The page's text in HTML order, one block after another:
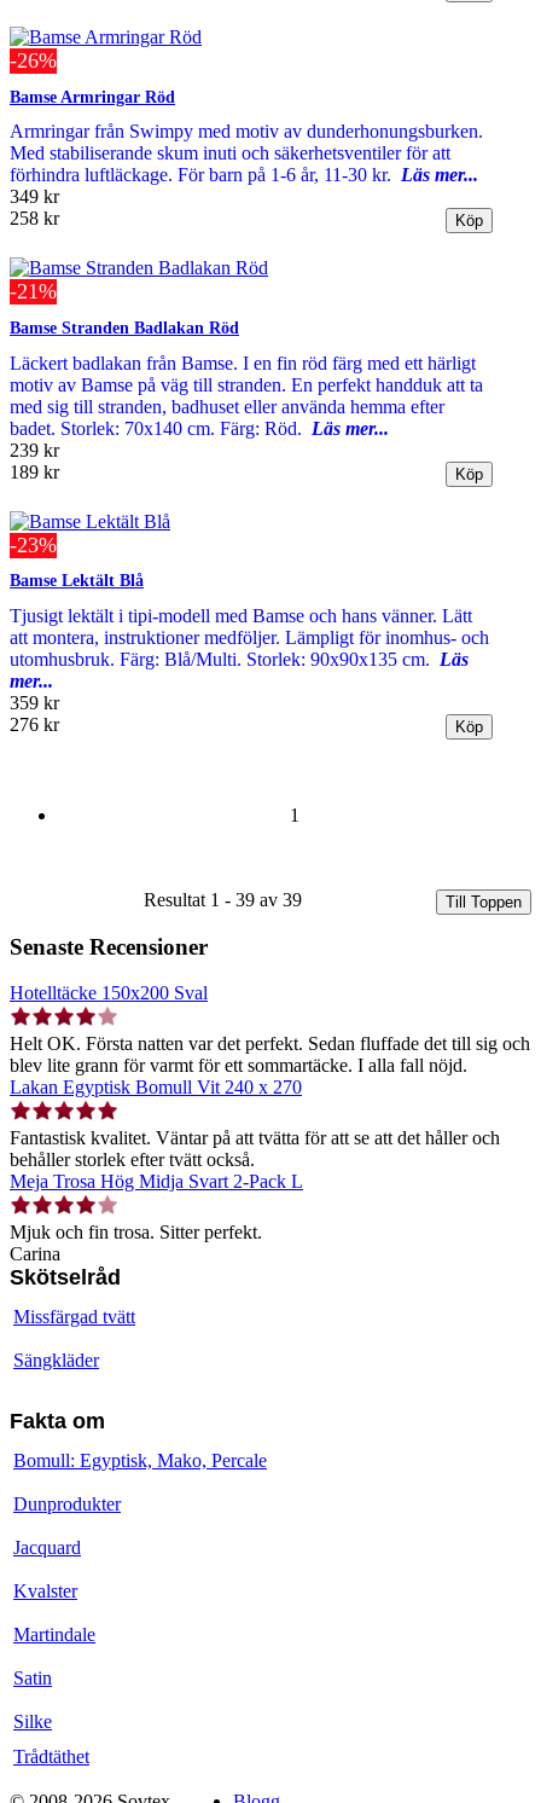
-26%
Bamse Armringar Röd
Armringar från Swimpy med motiv av dunderhonungsburken.
Med stabiliserande skum inuti och säkerhetsventiler för att
förhindra luftläckage. För barn på 1-6 år, 11-30 kr. Läs mer...
349 kr
258 kr
-21%
Bamse Stranden Badlakan Röd
Läckert badlakan från Bamse. I en fin röd färg med ett härligt
motiv av Bamse på väg till stranden. En perfekt handduk att ta
med sig till stranden, badhuset eller använda hemma efter
badet. Storlek: 70x140 cm. Färg: Röd. Läs mer...
239 kr
189 kr
-23%
Bamse Lektält Blå
Tjusigt lektält i tipi-modell med Bamse och hans vänner. Lätt
att montera, instruktioner medföljer. Lämpligt för inomhus- och
utomhusbruk. Färg: Blå/Multi. Storlek: 90x90x135 cm. Läs
mer...
359 kr
276 kr
1
Resultat 1 - 39 av 39 Till Toppen
Senaste Recensioner
Hotelltäcke 150x200 Sval
Helt OK. Första natten var det perfekt. Sedan fluffade det till sig och
blev lite grann för varmt för ett sommartäcke. I alla fall nöjd.
Lakan Egyptisk Bomull Vit 240 x 270
Fantastisk kvalitet. Väntar på att tvätta för att se att det håller och
behåller storlek efter tvätt också.
Meja Trosa Hög Midja Svart 2-Pack L
Mjuk och fin trosa. Sitter perfekt.
Carina
Skötselråd
Missfärgad tvätt
Sängkläder
Fakta om
Bomull: Egyptisk, Mako, Percale
Dunprodukter
Jacquard
Kvalster
Martindale
Satin
Silke
Trådtäthet